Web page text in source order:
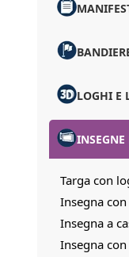
LOGHI E
Targa con
Insegna
Insegna a
Insegna